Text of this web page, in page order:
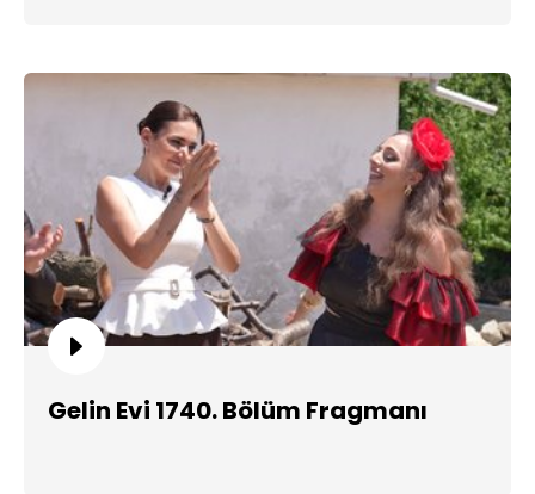
Gelin Evi 1740. Bölüm Fragmanı